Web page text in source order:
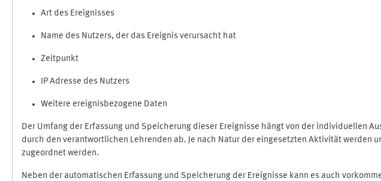
Art des Ereignisses
Name des Nutzers, der das Ereignis verursacht hat
Zeitpunkt
IP Adresse des Nutzers
Weitere ereignisbezogene Daten
Der Umfang der Erfassung und Speicherung dieser Ereignisse hängt von der individuellen
durch den verantwortlichen Lehrenden ab. Je nach Natur der eingesetzten Aktivität
zugeordnet werden.
Neben der automatischen Erfassung und Speicherung der Ereignisse kann es auch